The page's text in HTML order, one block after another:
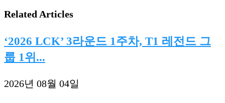
Related Articles
‘2026 LCK’ 3라운드 1주차, T1 레전드 그
룹 1위...
2026년 08월 04일